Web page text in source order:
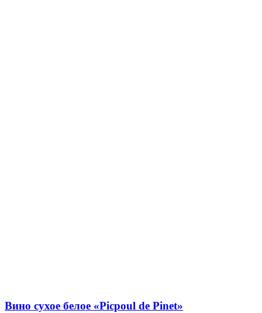
Вино сухое белое «Picpoul de Pinet»